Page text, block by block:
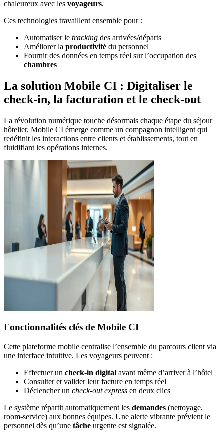
chaleureux avec les voyageurs.
Ces technologies travaillent ensemble pour :
Automatiser le tracking des arrivées/départs
Améliorer la productivité du personnel
Fournir des données en temps réel sur l’occupation des
chambres
La solution Mobile CI : Digitaliser le
check-in, la facturation et le check-out
La révolution numérique touche désormais chaque étape du séjour
hôtelier. Mobile CI émerge comme un compagnon intelligent qui
redéfinit les interactions entre clients et établissements, tout en
fluidifiant les opérations internes.
Fonctionnalités clés de Mobile CI
Cette plateforme mobile centralise l’ensemble du parcours client via
une interface intuitive. Les voyageurs peuvent :
Effectuer un check-in digital avant même d’arriver à l’hôtel
Consulter et valider leur facture en temps réel
Déclencher un check-out express en deux clics
Le système répartit automatiquement les demandes (nettoyage,
room-service) aux bonnes équipes. Une alerte vibrante prévient le
personnel dès qu’une tâche urgente est signalée.